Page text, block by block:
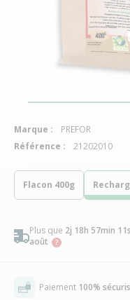
Flacon 400g
Plus que 2j 18h 57min
août
Paiement 100%
Marque :
PREFOR
Référence :
21202010